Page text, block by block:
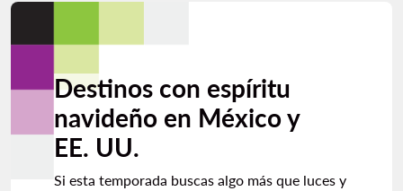
Destinos con espíritu
navideño en México y
EE. UU.
Si esta temporada buscas algo más que luces y